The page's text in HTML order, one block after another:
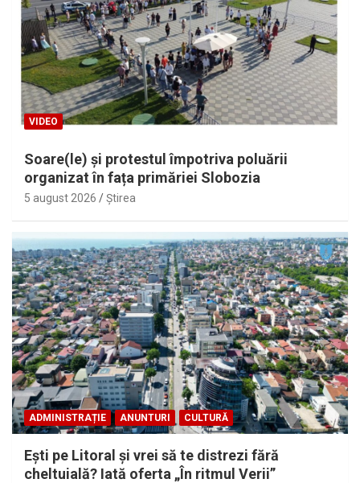
VIDEO
Soare(le) și protestul împotriva poluării
organizat în fața primăriei Slobozia
5 august 2026 Ştirea
ADMINISTRAȚIE ANUNTURI CULTURĂ
Eşti pe Litoral şi vrei să te distrezi fără
cheltuială? Iată oferta „În ritmul Verii”